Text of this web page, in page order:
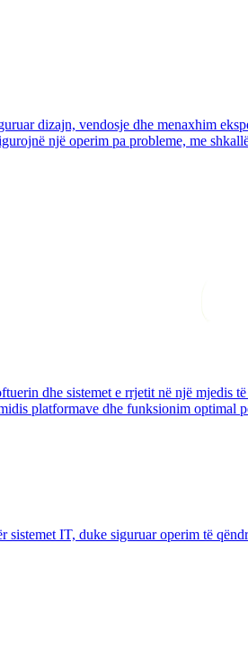
dizajn, vendosje dhe menaxhim
një operim pa probleme, me
dhe sistemet e rrjetit në një mjedis
platformave dhe funksionim optimal
IT, duke siguruar operim të